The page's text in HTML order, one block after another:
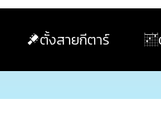
ตั้งสายกีตาร์